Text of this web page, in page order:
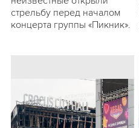
стрельбу перед началом
концерта группы «Пикник».